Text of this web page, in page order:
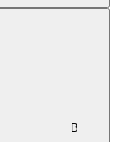
В